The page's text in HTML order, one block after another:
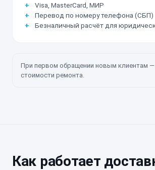
Visa, MasterCard, МИР
Перевод по номеру телефона (СБП)
Безналичный расчёт для
При первом обращении новым клиентам —
стоимости ремонта.
Как работает